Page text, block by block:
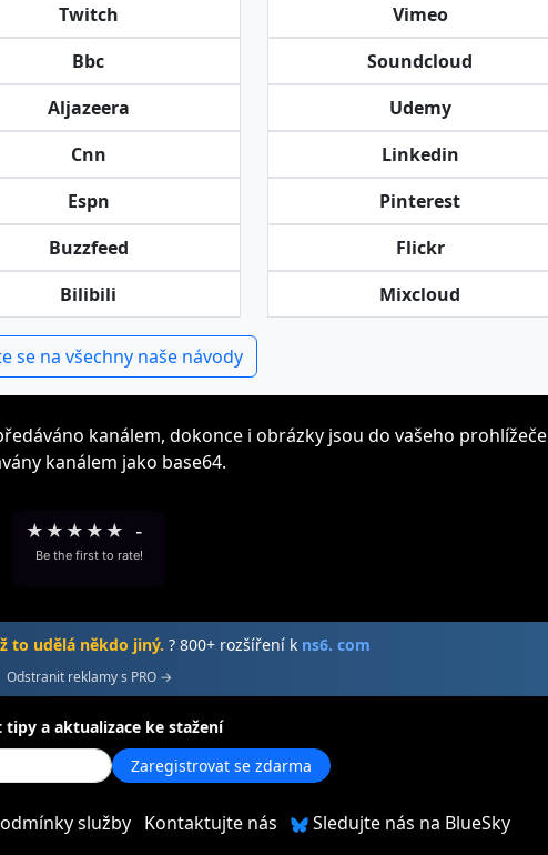
Twitch
Bbc
Aljazeera
Cnn
Espn
Buzzfeed
Bilibili
Vimeo
Soundcloud
Udemy
Linkedin
Pinterest
Flickr
Mixcloud
se na všechny naše návody
kanálem, dokonce i obrázky jsou do vašeho prohlížeče
kanálem jako base64.
★ ★ ★ ★ ★ -
Be the first to rate!
to udělá někdo jiný. ? 800+ rozšíření k ns6. com
Odstranit reklamy s PRO →
tipy a aktualizace ke stažení
Zaregistrovat se zdarma
služby Kontaktujte nás Sledujte nás na BlueSky